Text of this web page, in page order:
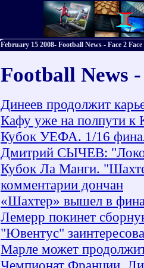
February 15 2008- Football News - Face 2
Football News
Динеев продолжит
Кафу уже на полпути к
Кубок УЕФА. 1/16
Дмитрий СЫЧЕВ:
Кубок Ла Манги.
комментарии дончан
«Шахтер» вышел в
Лемерр покинет
"Ювентус"
Марле может